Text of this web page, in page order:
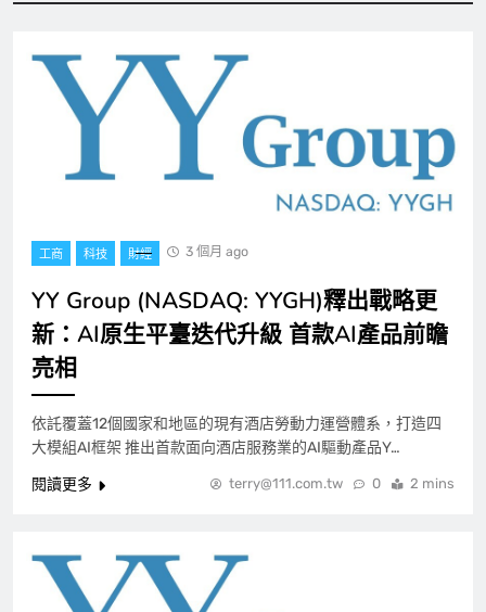
工商 科技 財經 3 個月 ago
YY Group (NASDAQ: YYGH)釋出戰略更
新：AI原生平臺迭代升級 首款AI產品前瞻
亮相
依託覆蓋12個國家和地區的現有酒店勞動力運營體系，打造四
大模組AI框架 推出首款面向酒店服務業的AI驅動產品Y…
閱讀更多
terry@111.com.tw 0 2 mins